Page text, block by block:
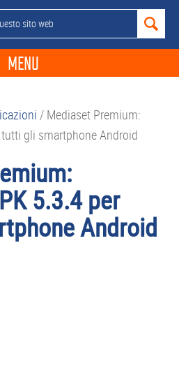
MENU
ACQUISTO
SMARTPHONE
TABLET
APP
/ Mediaset Premium:
gli smartphone Android
5.3.4 per
Android